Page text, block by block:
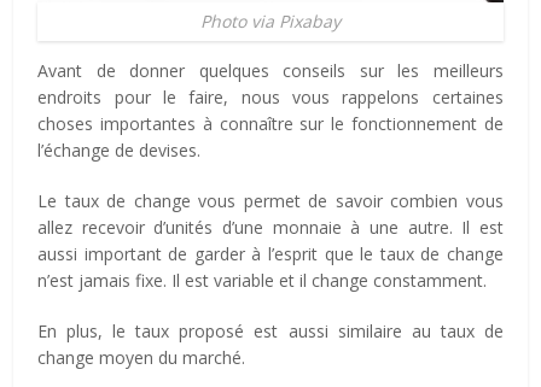
Photo via Pixabay
Avant de donner quelques conseils sur les meilleurs
endroits pour le faire, nous vous rappelons certaines
choses importantes à connaître sur le fonctionnement de
l’échange de devises.
Le taux de change vous permet de savoir combien vous
allez recevoir d’unités d’une monnaie à une autre. Il est
aussi important de garder à l’esprit que le taux de change
n’est jamais fixe. Il est variable et il change constamment.
En plus, le taux proposé est aussi similaire au taux de
change moyen du marché.